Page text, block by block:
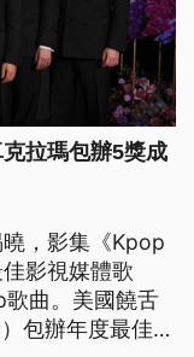
拉瑪包辦5獎成
，影集《Kpop
影視媒體歌
曲。美國饒舌
包辦年度最佳製